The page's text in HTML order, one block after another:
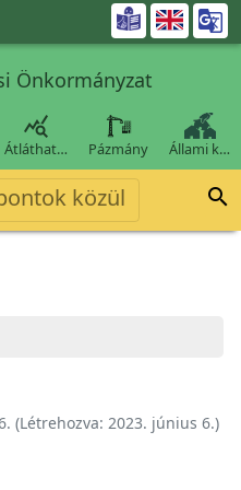

Önkormányzat

Átláthat… Pázmány Állami k…
közül 
(Létrehozva: 2023. június 6.)